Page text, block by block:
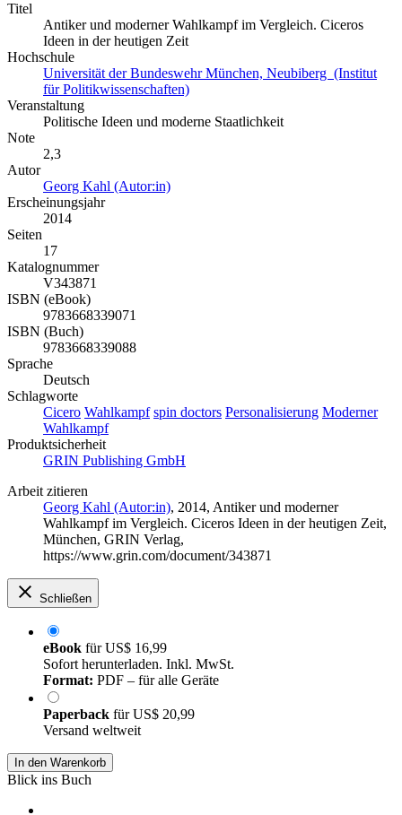
Titel
Antiker und moderner Wahlkampf im Vergleich. Ciceros
Ideen in der heutigen Zeit
Hochschule
Universität der Bundeswehr München, Neubiberg (Institut
für Politikwissenschaften)
Veranstaltung
Politische Ideen und moderne Staatlichkeit
Note
2,3
Autor
Georg Kahl (Autor:in)
Erscheinungsjahr
2014
Seiten
17
Katalognummer
V343871
ISBN (eBook)
9783668339071
ISBN (Buch)
9783668339088
Sprache
Deutsch
Schlagworte
Cicero Wahlkampf spin doctors Personalisierung Moderner
Wahlkampf
Produktsicherheit
GRIN Publishing GmbH
Arbeit zitieren
Georg Kahl (Autor:in), 2014, Antiker und moderner
Wahlkampf im Vergleich. Ciceros Ideen in der heutigen Zeit,
München, GRIN Verlag,
https://www.grin.com/document/343871
Schließen
eBook fürUS$ 16,99
Sofort herunterladen. Inkl. MwSt.
Format: PDF – für alle Geräte
Paperback fürUS$ 20,99
Versand weltweit
In den Warenkorb
Blick ins Buch